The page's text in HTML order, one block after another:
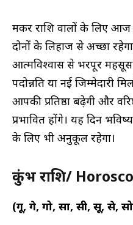
मकर राशि वालों के लिए आज
दोनों के लिहाज से अच्छा
आत्मविश्वास से भरपूर महसूस
पदोन्नति या नई जिम्मेदारी
आपकी प्रतिष्ठा बढ़ेगी और
प्रभावित होंगे। यह दिन
के लिए भी अनुकूल रहेगा।
कुंभ राशि/
(गू, गे, गो, सा, सी, सू, से,